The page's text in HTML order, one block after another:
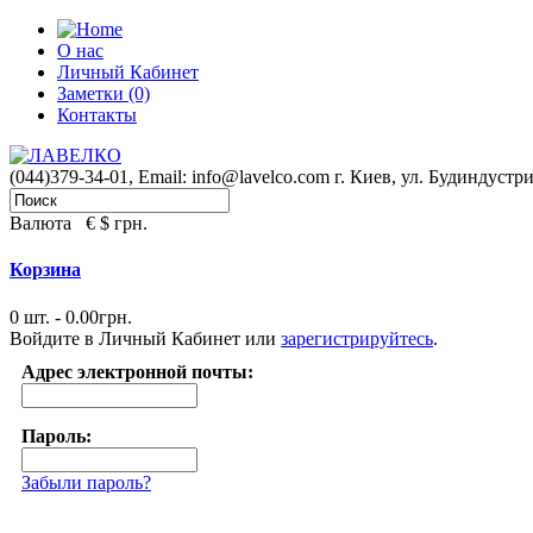
О нас
Личный Кабинет
Заметки (0)
Контакты
(044)379-34-01, Email: info@lavelco.com г. Киев, ул.
Валюта € $ грн.
Корзина
0 шт. - 0.00грн.
Войдите в Личный Кабинет или зарегистрируйтесь.
Адрес электронной почты:
Пароль:
Забыли пароль?